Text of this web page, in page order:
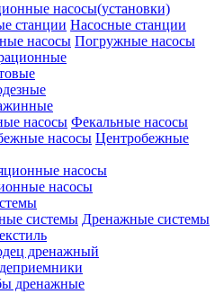
насосы(установки)
Насосные станции
Погружные насосы
Фекальные насосы
Центробежные
насосы
Дренажные системы
дренажный
дренажные